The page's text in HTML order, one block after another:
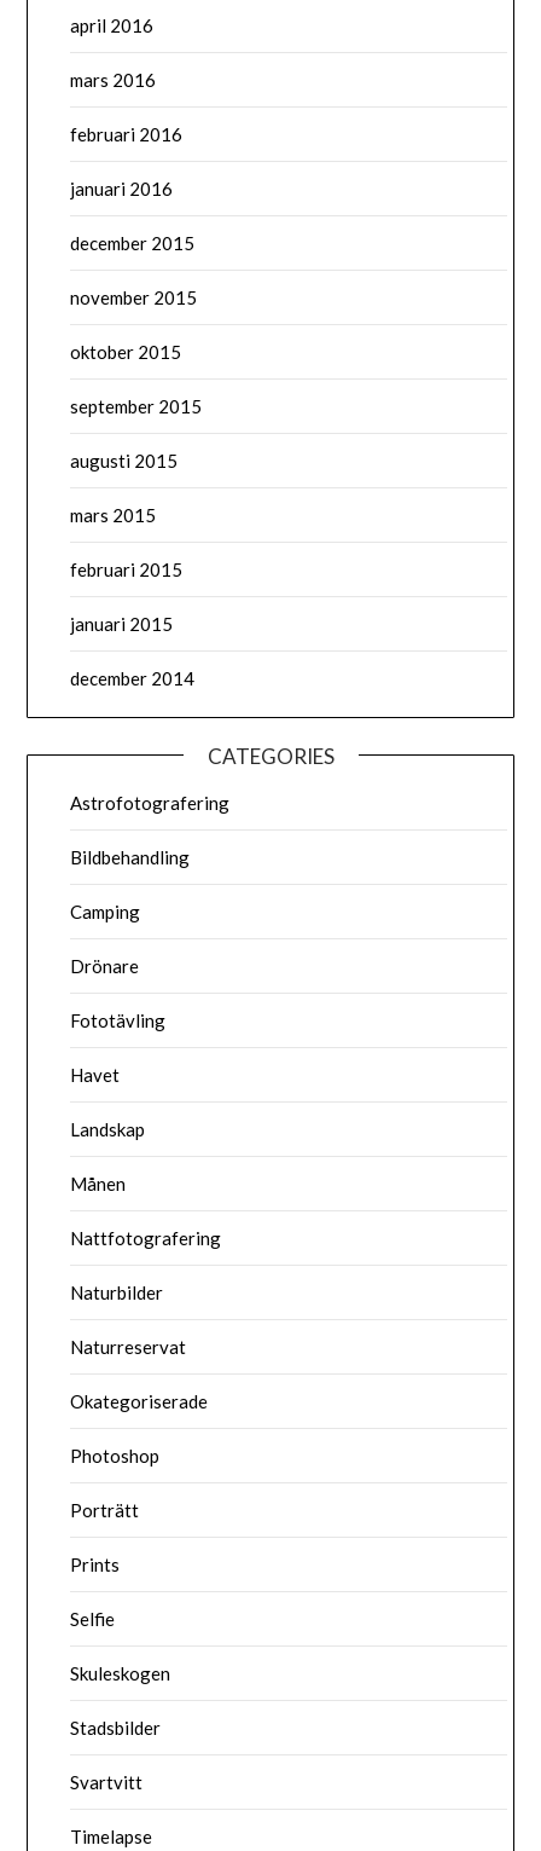
april 2016
mars 2016
februari 2016
januari 2016
december 2015
november 2015
oktober 2015
september 2015
augusti 2015
mars 2015
februari 2015
januari 2015
december 2014
CATEGORIES
Astrofotografering
Bildbehandling
Camping
Drönare
Fototävling
Havet
Landskap
Månen
Nattfotografering
Naturbilder
Naturreservat
Okategoriserade
Photoshop
Porträtt
Prints
Selfie
Skuleskogen
Stadsbilder
Svartvitt
Timelapse